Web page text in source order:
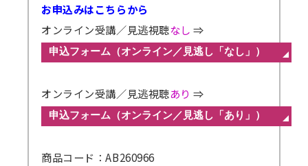
お申込みはこちらから
オンライン受講／見逃視聴なし ⇒
オンライン受講／見逃視聴あり ⇒
商品コード：AB260966